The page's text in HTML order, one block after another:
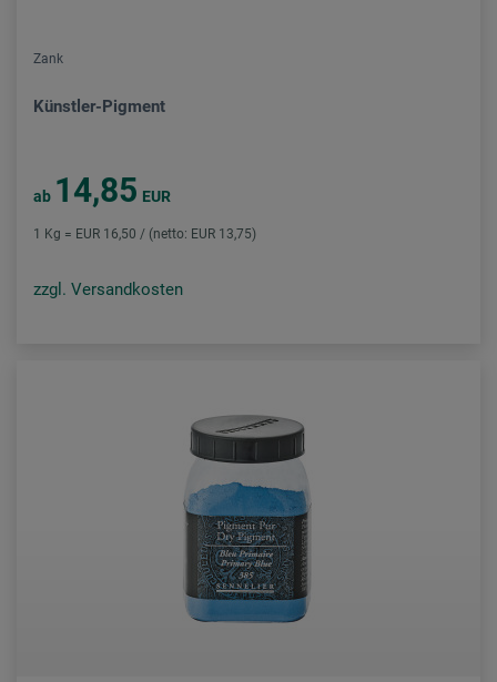
Zank
Künstler-Pigment
ab 14,85 EUR
1 Kg = EUR 16,50 / (netto: EUR 13,75)
zzgl. Versandkosten